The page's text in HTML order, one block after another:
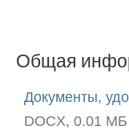
о
О
Общая
Документы,
DOCX, 0.01 МБ